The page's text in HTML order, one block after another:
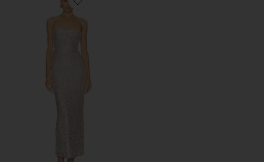
Favorite ВЕЧЕРНЕЕ ПЛАТЬЕ SWEET NOTHINGS